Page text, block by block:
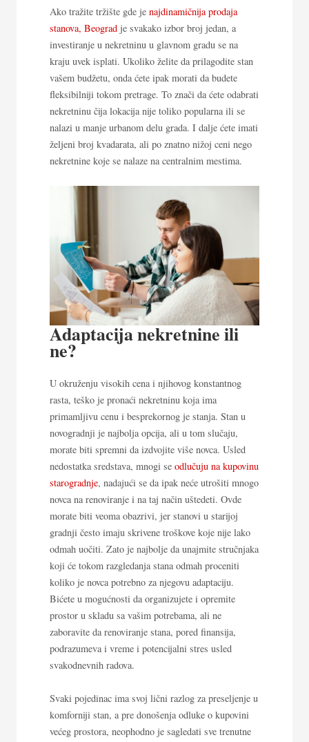
Ako tražite tržište gde je najdinamičnija prodaja
stanova, Beograd je svakako izbor broj jedan, a
investiranje u nekretninu u glavnom gradu se na
kraju uvek isplati. Ukoliko želite da prilagodite stan
vašem budžetu, onda ćete ipak morati da budete
fleksibilniji tokom pretrage. To znači da ćete odabrati
nekretninu čija lokacija nije toliko popularna ili se
nalazi u manje urbanom delu grada. I dalje ćete imati
željeni broj kvadarata, ali po znatno nižoj ceni nego
nekretnine koje se nalaze na centralnim mestima.
Adaptacija nekretnine ili
ne?
U okruženju visokih cena i njihovog konstantnog
rasta, teško je pronaći nekretninu koja ima
primamljivu cenu i besprekornog je stanja. Stan u
novogradnji je najbolja opcija, ali u tom slučaju,
morate biti spremni da izdvojite više novca. Usled
nedostatka sredstava, mnogi se odlučuju na kupovinu
starogradnje, nadajući se da ipak neće utrošiti mnogo
novca na renoviranje i na taj način uštedeti. Ovde
morate biti veoma obazrivi, jer stanovi u starijoj
gradnji često imaju skrivene troškove koje nije lako
odmah uočiti. Zato je najbolje da unajmite stručnjaka
koji će tokom razgledanja stana odmah proceniti
koliko je novca potrebno za njegovu adaptaciju.
Bićete u mogućnosti da organizujete i opremite
prostor u skladu sa vašim potrebama, ali ne
zaboravite da renoviranje stana, pored finansija,
podrazumeva i vreme i potencijalni stres usled
svakodnevnih radova.
Svaki pojedinac ima svoj lični razlog za preseljenje u
komforniji stan, a pre donošenja odluke o kupovini
većeg prostora, neophodno je sagledati sve trenutne